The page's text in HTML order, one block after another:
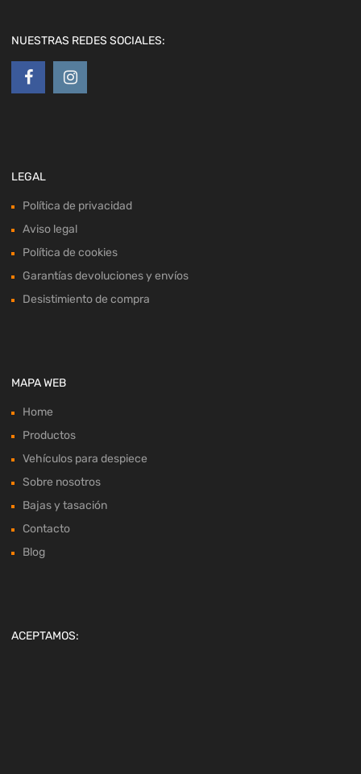
Política de cookies
Garantías devoluciones y envíos
Desistimiento de compra
Vehículos para despiece
Sobre nosotros
Bajas y tasación
Contacto
Blog